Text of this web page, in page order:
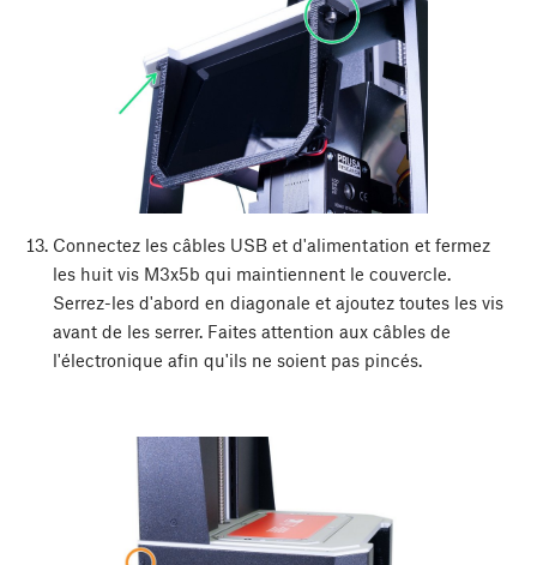
Connectez les câbles USB et d'alimentation et fermez
les huit vis M3x5b qui maintiennent le couvercle.
Serrez-les d'abord en diagonale et ajoutez toutes les vis
avant de les serrer. Faites attention aux câbles de
l'électronique afin qu'ils ne soient pas pincés.